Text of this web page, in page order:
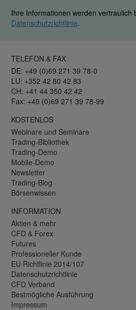
Ihre Informationen werden vertraulich
Datenschutzrichtlinie.
TELEFON & FAX
DE: +49 (0)69 271 39 78-0
LU: +352 42 80 42 83
CH: +41 44 350 42 42
Fax: +49 (0)69 271 39 78-99
KOSTENLOS
Webinare und Seminare
Trading-Bibliothek
Trading-Demo
Mobile-Demo
Newsletter
Trading-Blog
Börsenwissen
INFORMATION
Aktien & mehr
CFD & Forex
Futures
Professioneller Kunde
EU Richtlinie 2014/107
Datenschutzrichtlinie
CFD Verband
Bestmögliche Ausführung
Impressum